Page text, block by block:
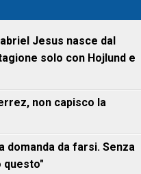
Jesus nasce dal
solo con Hojlund e
non capisco la
domanda da farsi. Senza
questo"